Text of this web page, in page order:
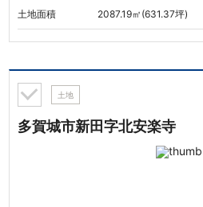
土地面積 2087.19㎡(631.37坪)
土地
多賀城市新田字北安楽寺